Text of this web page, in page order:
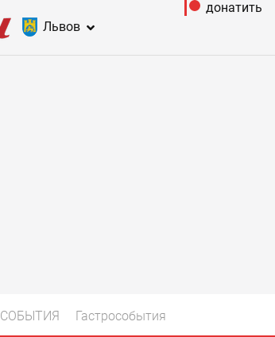
Львов
донатить
СОБЫТИЯ Гастрособытия